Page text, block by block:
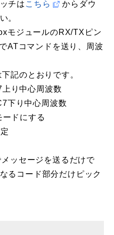
チは こちら
からダウ
。
モジュールのRX/TXピン
ATコマンドを送り、周波
記のとおりです。
り中心周波数
下り中心周波数
ドにする
ッセージを送るだけで
るコード部分だけピック